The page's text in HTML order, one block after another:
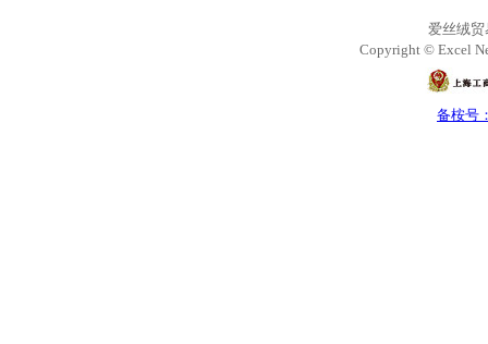
爱丝绒
Copyright © Excel
备桉号